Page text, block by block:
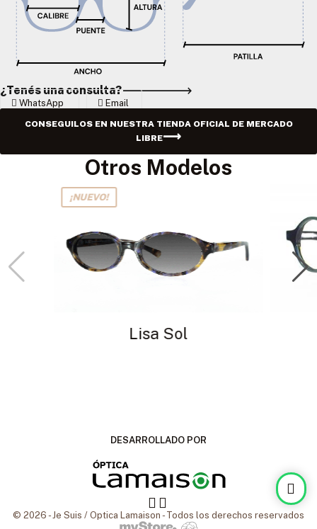
¿Tenés una consulta?
WhatsApp Email
CONSEGUILOS EN NUESTRA TIENDA OFICIAL DE MERCADO
LIBRE
Otros Modelos
¡NUEVO!
Lisa Sol
DESARROLLADO POR
© 2026 - Je Suis / Optica Lamaison - Todos los derechos reservados